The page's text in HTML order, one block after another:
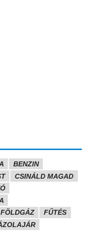
BENZIN
CSINÁLD MAGAD
FÖLDGÁZ
FŰTÉS